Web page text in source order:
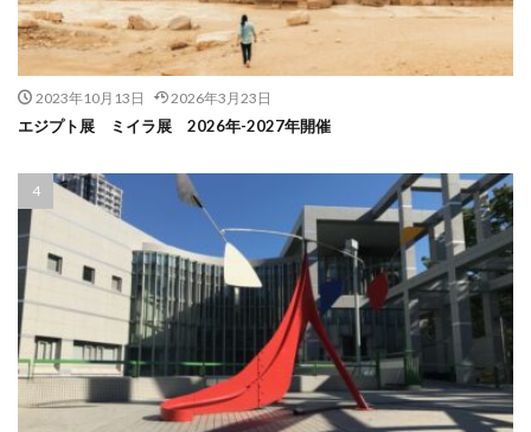
2023年10月13日 2026年3月23日
エジプト展 ミイラ展 2026年-2027年開催